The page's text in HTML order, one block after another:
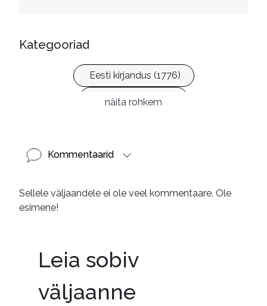
Kategooriad
Eesti kirjandus (1776)
Ilukirjandus (4255)
näita rohkem
Kommentaarid
Sellele väljaandele ei ole veel kommentaare. Ole
esimene!
Leia sobiv
väljaanne